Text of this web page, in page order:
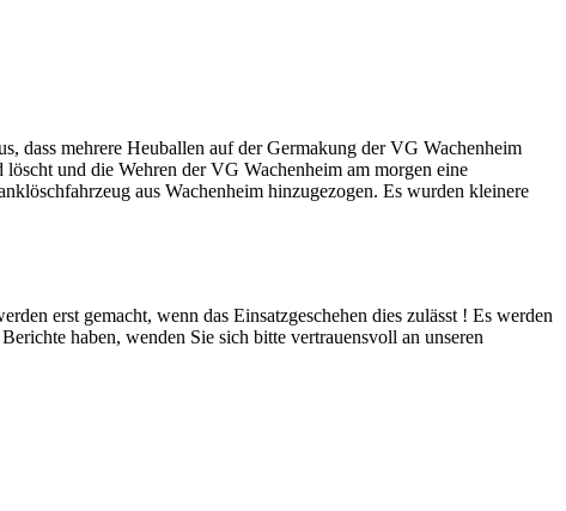
dass mehrere Heuballen auf der Germakung der VG Wachenheim
und die Wehren der VG Wachenheim am morgen eine
aus Wachenheim hinzugezogen. Es wurden kleinere
erst gemacht, wenn das Einsatzgeschehen dies zulässt ! Es werden
haben, wenden Sie sich bitte vertrauensvoll an unseren